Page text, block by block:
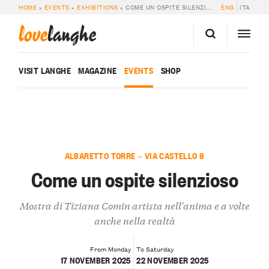
HOME » EVENTS »EXHIBITIONS »COME UN OSPITE SILENZIOSO ENG ITA
lovelanghe
VISIT LANGHE MAGAZINE EVENTS SHOP
ALBARETTO TORRE — VIA CASTELLO 8
Come un ospite silenzioso
Mostra di Tiziana Comin artista nell'anima e a volte
anche nella realtà
From Monday
17 NOVEMBER 2025
To Saturday
22 NOVEMBER 2025